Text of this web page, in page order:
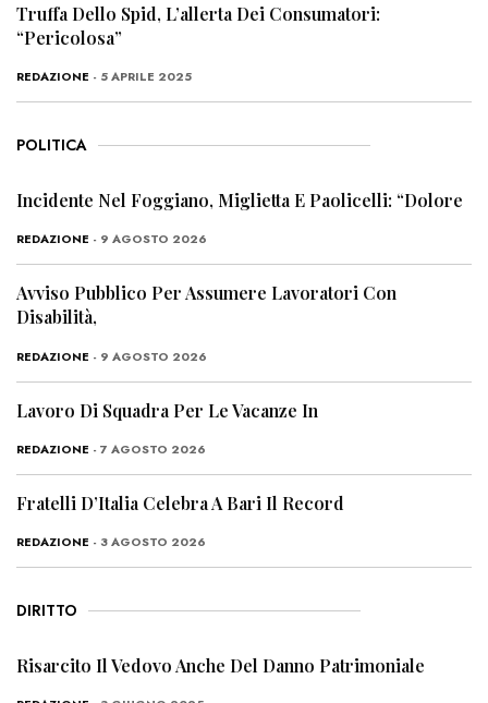
Truffa Dello Spid, L’allerta Dei Consumatori:
“Pericolosa”
REDAZIONE - 5 APRILE 2025
POLITICA
Incidente Nel Foggiano, Miglietta E Paolicelli: “Dolore
REDAZIONE - 9 AGOSTO 2026
Avviso Pubblico Per Assumere Lavoratori Con
Disabilità,
REDAZIONE - 9 AGOSTO 2026
Lavoro Di Squadra Per Le Vacanze In
REDAZIONE - 7 AGOSTO 2026
Fratelli D’Italia Celebra A Bari Il Record
REDAZIONE - 3 AGOSTO 2026
DIRITTO
Risarcito Il Vedovo Anche Del Danno Patrimoniale